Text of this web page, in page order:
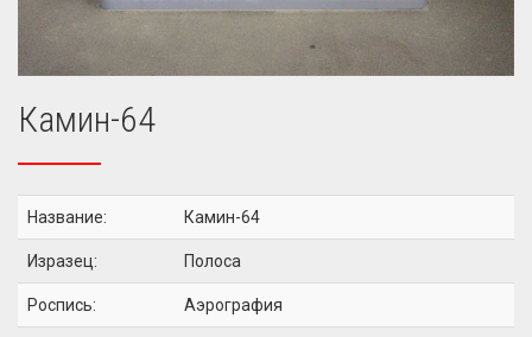
Камин-64
Название: Камин-64
Изразец: Полоса
Роспись: Аэрография